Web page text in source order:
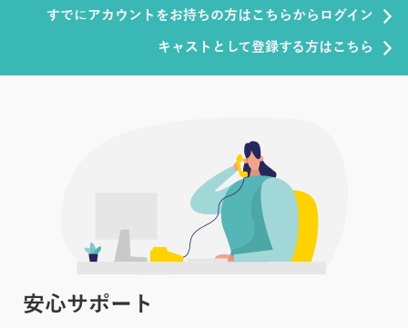
すでにアカウントをお持ちの方はこちらからログイン
キャストとして登録する方はこちら
安心サポート